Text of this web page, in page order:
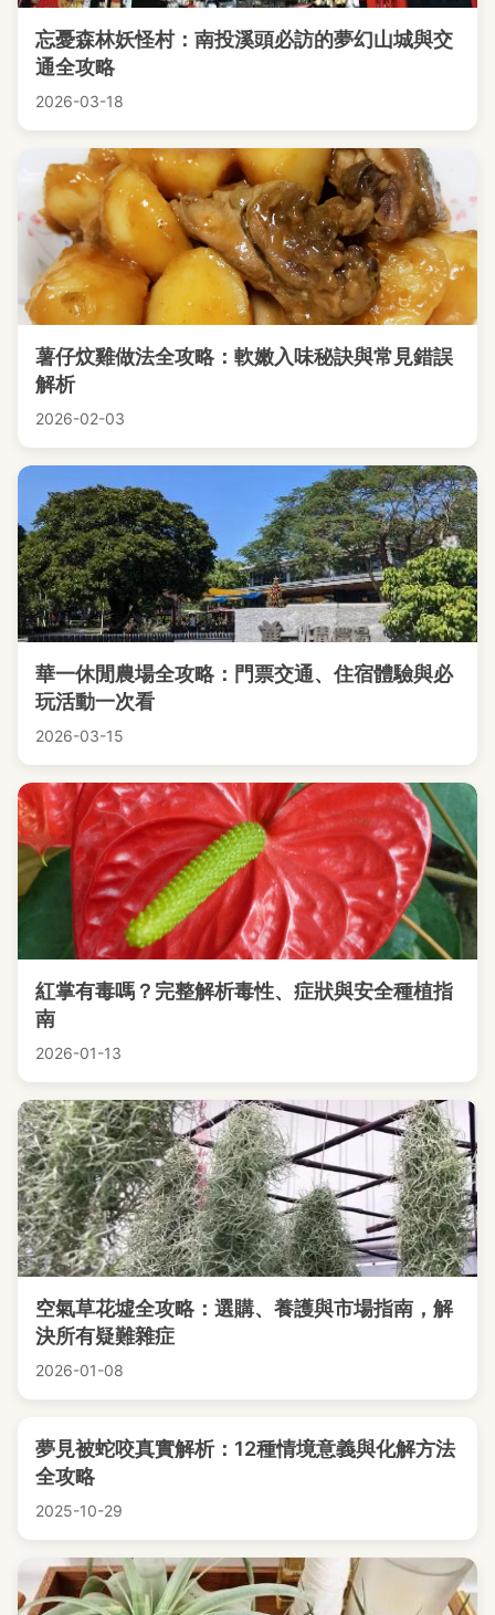
忘憂森林妖怪村：南投溪頭必訪的夢幻山城與交
通全攻略
2026-03-18
薯仔炆雞做法全攻略：軟嫩入味秘訣與常見錯誤
解析
2026-02-03
華一休閒農場全攻略：門票交通、住宿體驗與必
玩活動一次看
2026-03-15
紅掌有毒嗎？完整解析毒性、症狀與安全種植指
南
2026-01-13
空氣草花墟全攻略：選購、養護與市場指南，解
決所有疑難雜症
2026-01-08
夢見被蛇咬真實解析：12種情境意義與化解方法
全攻略
2025-10-29